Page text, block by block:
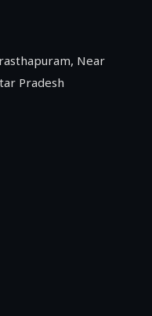
Near
Pradesh